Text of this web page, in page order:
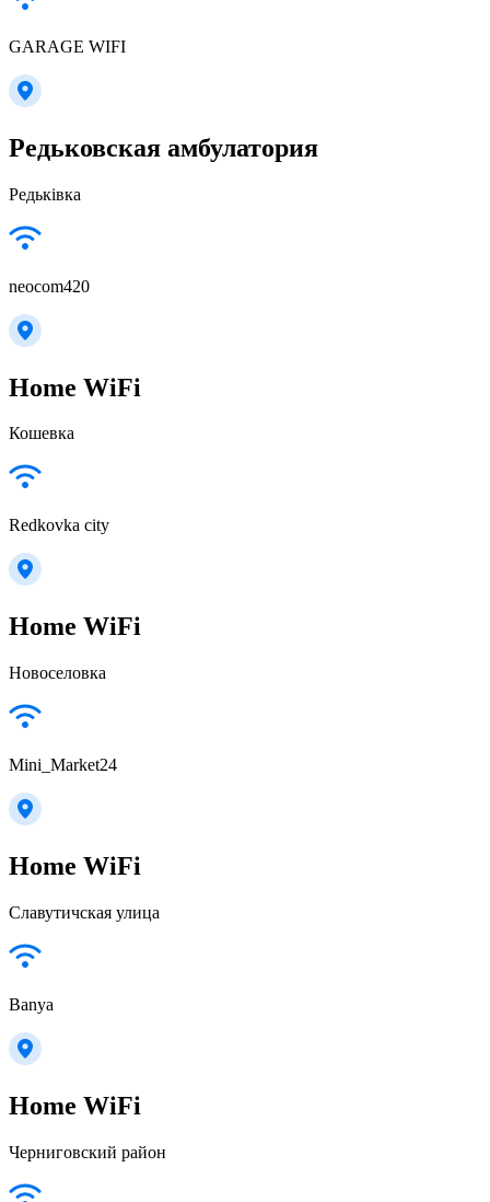
GARAGE WIFI
Редьковская амбулатория
Редьківка
neocom420
Home WiFi
Кошевка
Redkovka city
Home WiFi
Новоселовка
Mini_Market24
Home WiFi
Славутичская улица
Banya
Home WiFi
Черниговский район